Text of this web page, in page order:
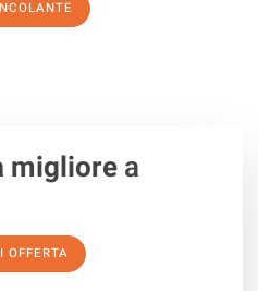
migliorea
OFFERTA